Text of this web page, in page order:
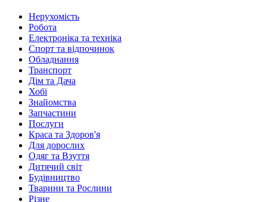
Нерухомість
Робота
Електроніка та техніка
Спорт та відпочинок
Обладнання
Транспорт
Дім та Дача
Хобі
Знайомства
Запчастини
Послуги
Краса та Здоров'я
Для дорослих
Одяг та Взуття
Дитячий світ
Будівництво
Тварини та Рослини
Різне